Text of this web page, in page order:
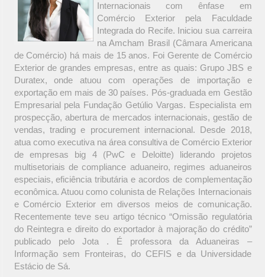
Internacionais com ênfase em
Comércio Exterior pela Faculdade
Integrada do Recife. Iniciou sua carreira
na Amcham Brasil (Câmara Americana
de Comércio) há mais de 15 anos. Foi Gerente de Comércio
Exterior de grandes empresas, entre as quais: Grupo JBS e
Duratex, onde atuou com operações de importação e
exportação em mais de 30 países. Pós-graduada em Gestão
Empresarial pela Fundação Getúlio Vargas. Especialista em
prospecção, abertura de mercados internacionais, gestão de
vendas, trading e procurement internacional. Desde 2018,
atua como executiva na área consultiva de Comércio Exterior
de empresas big 4 (PwC e Deloitte) liderando projetos
multisetoriais de compliance aduaneiro, regimes aduaneiros
especiais, eficiência tributária e acordos de complementação
econômica. Atuou como colunista de Relações Internacionais
e Comércio Exterior em diversos meios de comunicação.
Recentemente teve seu artigo técnico “Omissão regulatória
do Reintegra e direito do exportador à majoração do crédito”
publicado pelo Jota . É professora da Aduaneiras –
Informação sem Fronteiras, do CEFIS e da Universidade
Estácio de Sá.